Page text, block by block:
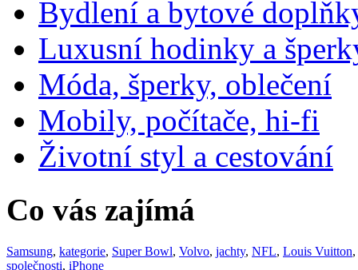
Bydlení a bytové
Luxusní hodinky a
Móda, šperky, oblečení
Mobily, počítače, hi-fi
Životní styl a cestování
Co vás zajímá
Samsung, kategorie, Super Bowl, Volvo, jachty, NFL, Louis Vuitton,
společnosti, iPhone